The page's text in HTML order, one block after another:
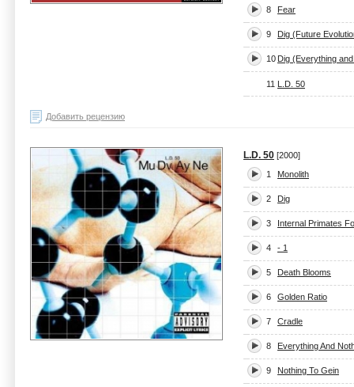
8 Fear
9 Dig (Future
10 Dig (Everything
11 L.D. 50
Добавить рецензию
L.D. 50 [2000]
1
Monolith
2 Dig
3 Internal Primates
4 - 1
5 Death Blooms
6 Golden Ratio
7 Cradle
8 Everything And
9 Nothing To Gein